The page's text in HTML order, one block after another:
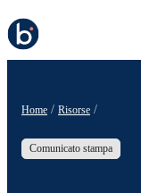
Home Risorse
Comunicato stampa